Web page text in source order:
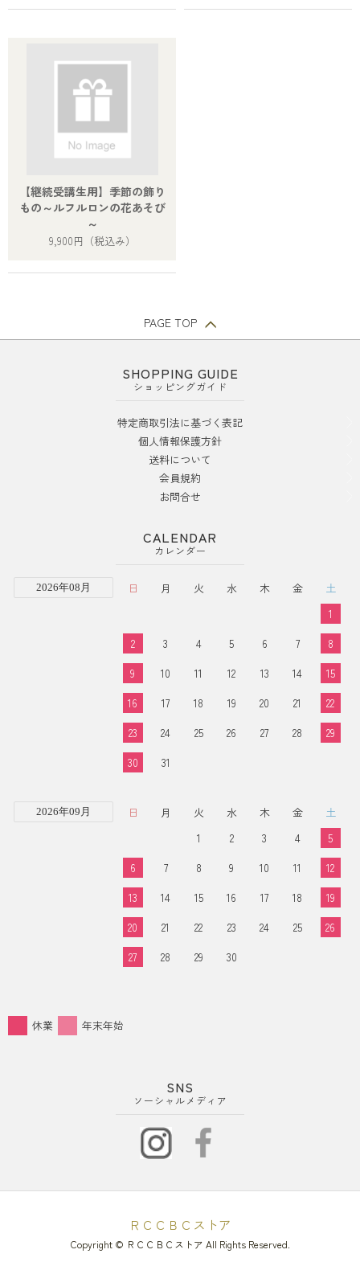
【継続受講生用】季節の飾り
もの～ルフルロンの花あそび
～
9,900円 （税込み）
PAGE TOP
SHOPPING GUIDE
ショッピングガイド
特定商取引法に基づく表記
個人情報保護方針
送料について
会員規約
お問合せ
CALENDAR
カレンダー
2026年08月 日 月 火 水 木 金
土
1
2
3 4 5 6 7
8
9
10 11 12 13 14
15
16
17 18 19 20 21
22
23
24 25 26 27 28
29
30
31
2026年09月 日 月 火 水 木 金
土
1
2 3 4
5
6
7 8 9 10 11
12
13
14 15 16 17 18
19
20
21 22 23 24 25
26
27
28 29 30
休業 年末年始
SNS
ソーシャルメディア
ＲＣＣＢＣストア
Copyright © ＲＣＣＢＣストア All Rights Reserved.